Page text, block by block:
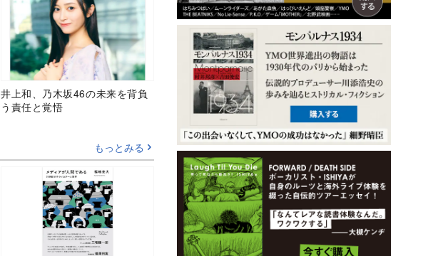
井上和、乃木坂46の未来を背負
う責任と覚悟
もっとみる